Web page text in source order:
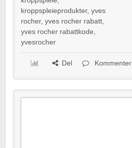
kroppspleieprodukter, yves
rocher, yves rocher rabatt,
yves rocher rabattkode,
yvesrocher
Del Kommenter